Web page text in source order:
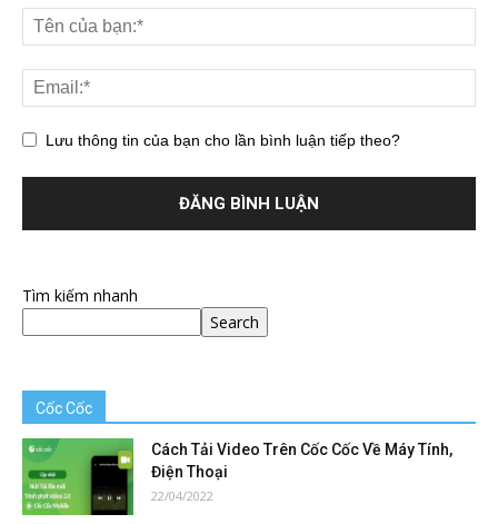
Lưu thông tin của bạn cho lần bình luận tiếp theo?
Tìm kiếm nhanh
Search
Cốc Cốc
Cách Tải Video Trên Cốc Cốc Về Máy Tính,
Điện Thoại
22/04/2022